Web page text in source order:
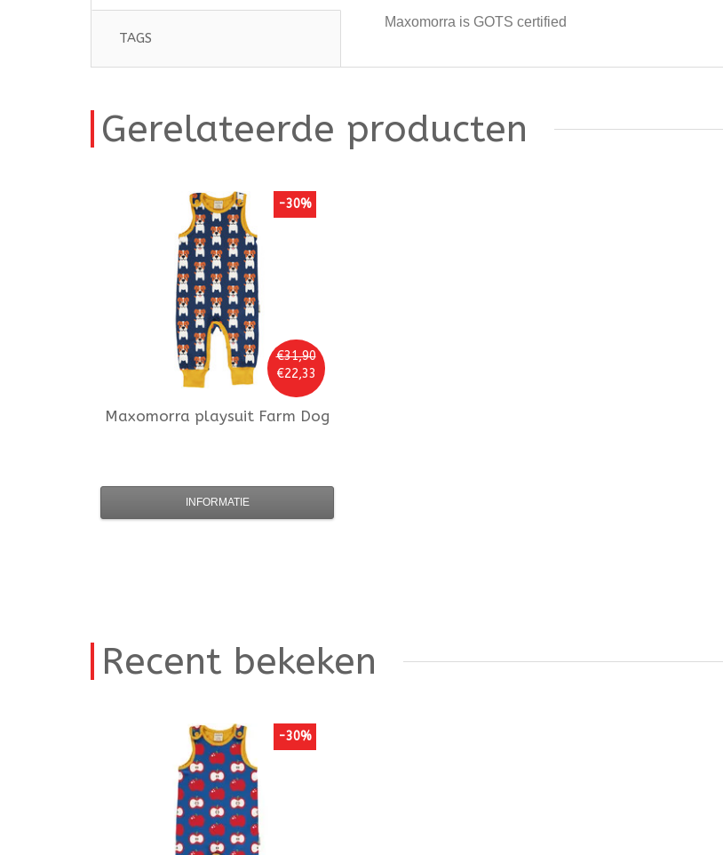
TAGS
Maxomorra is GOTS certified
Gerelateerde producten
€31,90
€22,33
-30%
Maxomorra playsuit Farm Dog
INFORMATIE
Recent bekeken
-30%